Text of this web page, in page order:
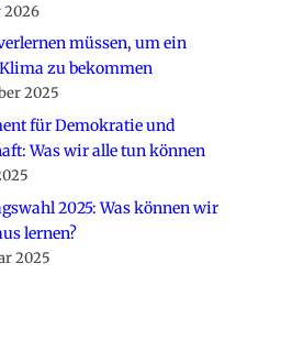
2026
müssen, um ein
Klima zu bekommen
2025
für Demokratie und
Was wir alle tun können
2025: Was können wir
lernen?
2025